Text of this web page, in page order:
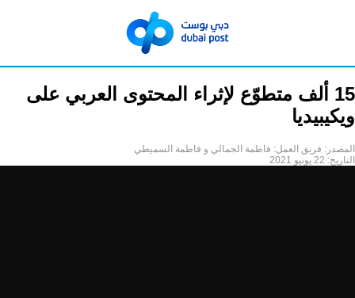
15 ألف متطوّع لإثراء المحتوى العربي على
ويكيبيديا
المصدر: فريق العمل: فاطمة الجمالي و فاطمة السميطي
التاريخ: 22 يونيو 2021